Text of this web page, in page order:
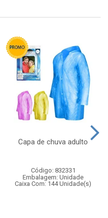
Capa de chuva adulto
Código: 832331
Embalagem: Unidade
Caixa Com: 144 Unidade(s)